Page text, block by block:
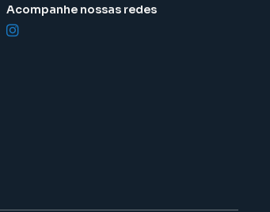
Acompanhe nossas redes